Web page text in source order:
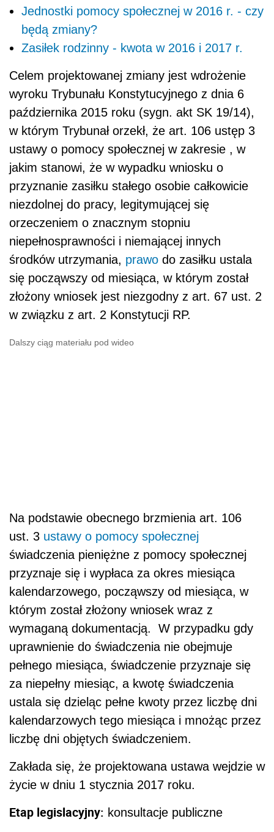
Jednostki pomocy społecznej w 2016 r. - czy
będą zmiany?
Zasiłek rodzinny - kwota w 2016 i 2017 r.
Celem projektowanej zmiany jest wdrożenie
wyroku Trybunału Konstytucyjnego z dnia 6
października 2015 roku (sygn. akt SK 19/14),
w którym Trybunał orzekł, że art. 106 ustęp 3
ustawy o pomocy społecznej w zakresie , w
jakim stanowi, że w wypadku wniosku o
przyznanie zasiłku stałego osobie całkowicie
niezdolnej do pracy, legitymującej się
orzeczeniem o znacznym stopniu
niepełnosprawności i niemającej innych
środków utrzymania, prawo do zasiłku ustala
się począwszy od miesiąca, w którym został
złożony wniosek jest niezgodny z art. 67 ust. 2
w związku z art. 2 Konstytucji RP.
Dalszy ciąg materiału pod wideo
Na podstawie obecnego brzmienia art. 106
ust. 3 ustawy o pomocy społecznej
świadczenia pieniężne z pomocy społecznej
przyznaje się i wypłaca za okres miesiąca
kalendarzowego, począwszy od miesiąca, w
którym został złożony wniosek wraz z
wymaganą dokumentacją. W przypadku gdy
uprawnienie do świadczenia nie obejmuje
pełnego miesiąca, świadczenie przyznaje się
za niepełny miesiąc, a kwotę świadczenia
ustala się dzieląc pełne kwoty przez liczbę dni
kalendarzowych tego miesiąca i mnożąc przez
liczbę dni objętych świadczeniem.
Zakłada się, że projektowana ustawa wejdzie w
życie w dniu 1 stycznia 2017 roku.
Etap legislacyjny: konsultacje publiczne